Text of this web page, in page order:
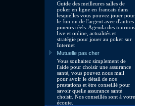
Guide des meilleures salles de
poker en ligne en francais dans
lesquelles vous pouvez jouer pour
le fun ou de l'argent avec d'autres
joueurs réels. Agenda des tournois
live et online, actualités et
stratégie pour jouer au poker sur
Internet
Mutuelle pas cher
Vous souhaitez simplement de
l'aide pour choisir une assurance
santé, vous pouvez nous mail
pour avoir le détail de nos
prestations et être conseillé pour
savoir quelle assurance santé
choisir. Nos conseillés sont à votre
écoute.